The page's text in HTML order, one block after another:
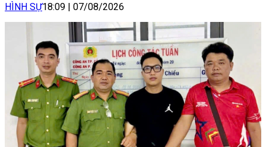
HÌNH SỰ18:09 | 07/08/2026